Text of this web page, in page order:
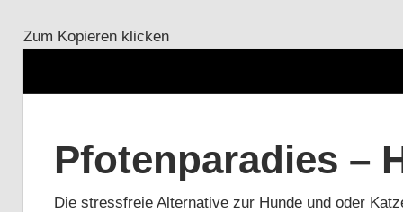
Zum Kopieren klicken
springenPfotenparadies –
Die stressfreie Alternative zur Hunde und oder